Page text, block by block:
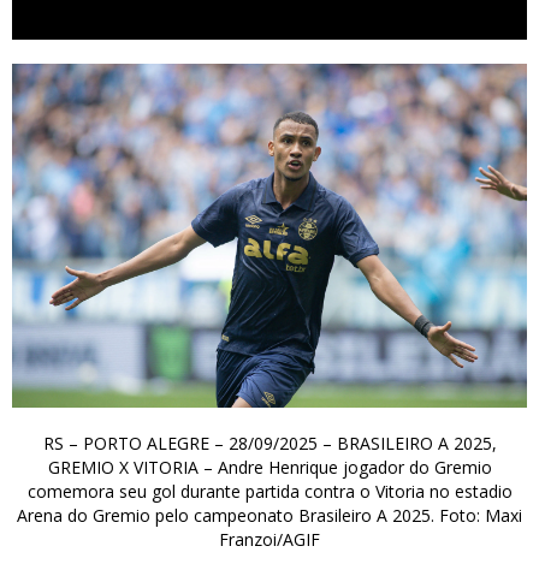
RS – PORTO ALEGRE – 28/09/2025 – BRASILEIRO A 2025,
GREMIO X VITORIA – Andre Henrique jogador do Gremio
comemora seu gol durante partida contra o Vitoria no estadio
Arena do Gremio pelo campeonato Brasileiro A 2025. Foto: Maxi
Franzoi/AGIF